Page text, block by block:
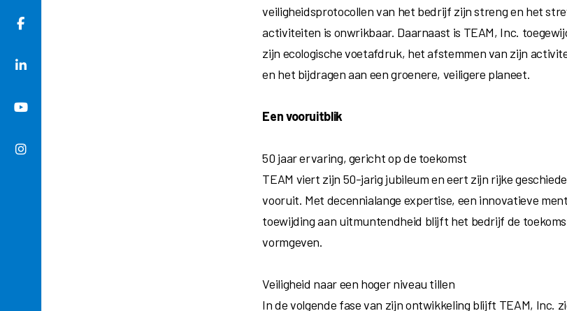
veiligheidsprotocollen van het bedrijf zijn streng en het
activiteiten is onwrikbaar. Daarnaast is TEAM, Inc.
zijn ecologische voetafdruk, het afstemmen van zijn
en het bijdragen aan een groenere, veiligere planeet.
Een vooruitblik
50 jaar ervaring, gericht op de toekomst
TEAM viert zijn 50-jarig jubileum en eert zijn rijke
vooruit. Met decennialange expertise, een innovatieve
toewijding aan uitmuntendheid blijft het bedrijf de
vormgeven.
Veiligheid naar een hoger niveau tillen
In de volgende fase van zijn ontwikkeling blijft TEAM, Inc.